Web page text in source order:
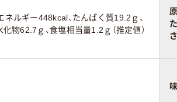
ルギー448kcal、たんぱく質19.2ｇ、
物62.7ｇ、食塩相当量1.2ｇ（推定値）
味